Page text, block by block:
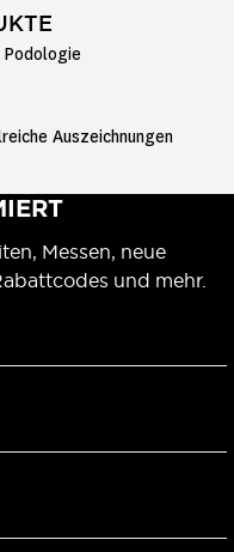
Podologie
Auszeichnungen
Messen, neue
und mehr.